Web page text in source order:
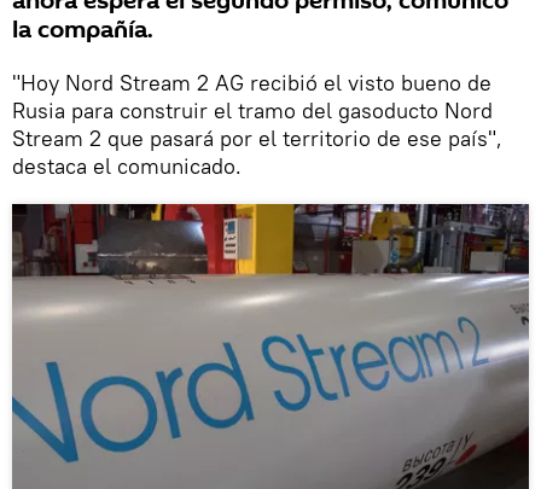
la compañía.
"Hoy Nord Stream 2 AG recibió el visto bueno de
Rusia para construir el tramo del gasoducto Nord
Stream 2 que pasará por el territorio de ese país",
destaca el comunicado.